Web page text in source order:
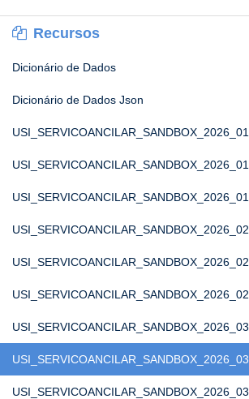
Recursos
Dicionário de Dados
Dicionário de Dados Json
USI_SERVICOANCILAR_SANDBOX_2026_01
USI_SERVICOANCILAR_SANDBOX_2026_01
USI_SERVICOANCILAR_SANDBOX_2026_01
USI_SERVICOANCILAR_SANDBOX_2026_02
USI_SERVICOANCILAR_SANDBOX_2026_02
USI_SERVICOANCILAR_SANDBOX_2026_02
USI_SERVICOANCILAR_SANDBOX_2026_03
USI_SERVICOANCILAR_SANDBOX_2026_03
USI_SERVICOANCILAR_SANDBOX_2026_03